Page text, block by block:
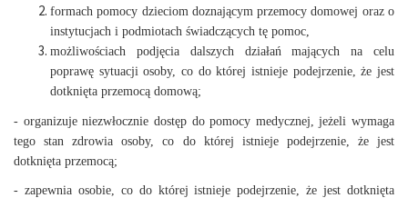
formach pomocy dzieciom doznającym przemocy domowej oraz o
instytucjach i podmiotach świadczących tę pomoc,
możliwościach podjęcia dalszych działań mających na celu
poprawę sytuacji osoby, co do której istnieje podejrzenie, że jest
dotknięta przemocą domową;
- organizuje niezwłocznie dostęp do pomocy medycznej, jeżeli wymaga
tego stan zdrowia osoby, co do której istnieje podejrzenie, że jest
dotknięta przemocą;
- zapewnia osobie, co do której istnieje podejrzenie, że jest dotknięta